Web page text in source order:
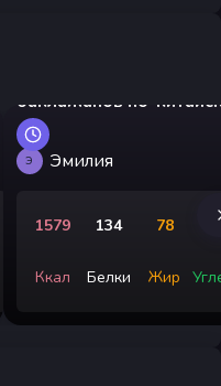
баклажанов по-
Э Эмилия
1579
Ккал
134
Белки
78
Жир